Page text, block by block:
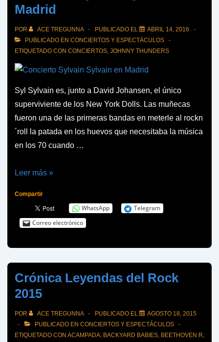
Madrid
POR ACE TREGUNNA PUBLICADO EL
ABRIL 14, 2016
PUBLICADO EN CONCIERTOS Y ESPECTÁCULOS
ETIQUETADO CON CONCIERTOS JOHNNY THUNDERS
Syl Sylvain es, junto a David Johansen, el único
superviviente de los New York Dolls. Las muñecas
fueron una de las primeras bandas en meterle al rockn
´roll la patada en los huevos que necesitaba la música
en los 70 cuando …
Concierto
Sylvain
Madrid
Leer más »
Compartir
WhatsApp
Telegram
Correo electrónico
Crónica Leyendas del Rock
2015
POR ACE TREGUNNA PUBLICADO EL
AGOSTO 18, 2015
PUBLICADO EN CONCIERTOS Y ESPECTÁCULOS
ETIQUETADO CON ACAMPADA BACKYARD BABIES BEETHOVEN R